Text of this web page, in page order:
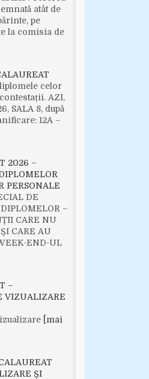
atât de
pe
la comisia de
celor
AZI,
SALA 8, după
12A –
2026 –
PERSONALE
DE
–
CARE NU
CARE AU
END-UL
–
VIZUALIZARE
[mai
ȘI